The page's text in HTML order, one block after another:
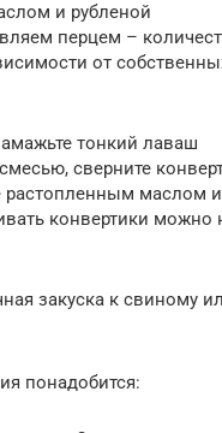
и рубленой
перцем –
от
тонкий лаваш
сверните
растопленным маслом
конвертики можно
закуска к свиному
понадобится: